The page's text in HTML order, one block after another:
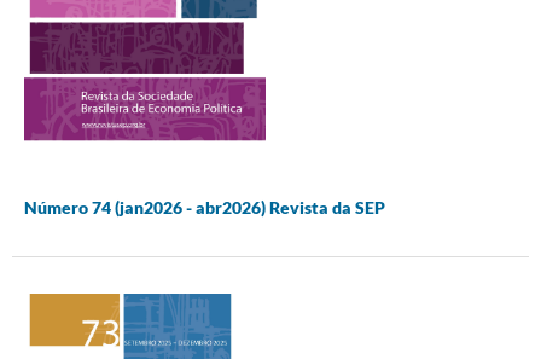
Número 74 (jan2026 - abr2026) Revista da SEP